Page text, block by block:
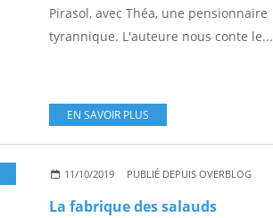
Pirasol, avec Théa, une pensionnaire
tyrannique. L'auteure nous conte le...
EN SAVOIR PLUS
11/10/2019 PUBLIÉ DEPUIS OVERBLOG
La fabrique des salauds